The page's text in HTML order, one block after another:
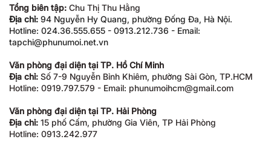
Tổng biên tập: Chu Thị Thu Hằng
Địa chỉ: 94 Nguyễn Hy Quang, phường Đống Đa, Hà Nội.
Hotline: 024.36.555.655 - 0913.212.736 - Email:
tapchi@phunumoi.net.vn
Văn phòng đại diện tại TP. Hồ Chí Minh
Địa chỉ: Số 7-9 Nguyễn Bỉnh Khiêm, phường Sài Gòn, TP.HCM
Hotline: 0919.797.579 - Email: phunumoihcm@gmail.com
Văn phòng đại diện tại TP. Hải Phòng
Địa chỉ: 15 phố Cấm, phường Gia Viên, TP Hải Phòng
Hotline: 0913.242.977